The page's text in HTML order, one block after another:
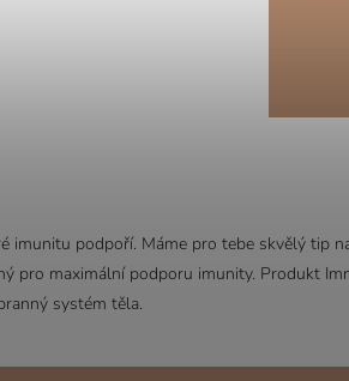
imunitu podpoří. Máme pro tebe skvělý tip
pro maximální podporu imunity. Produkt
systém těla.